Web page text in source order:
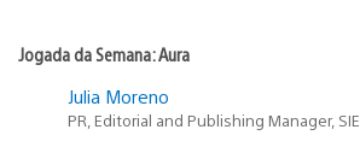
Jogada da Semana: Aura
Julia Moreno
PR, Editorial and Publishing Manager, SIE